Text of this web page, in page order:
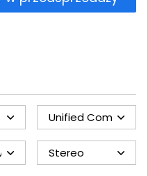
Unified
TakStereo